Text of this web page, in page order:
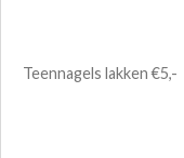
Teennagels lakken €5,-